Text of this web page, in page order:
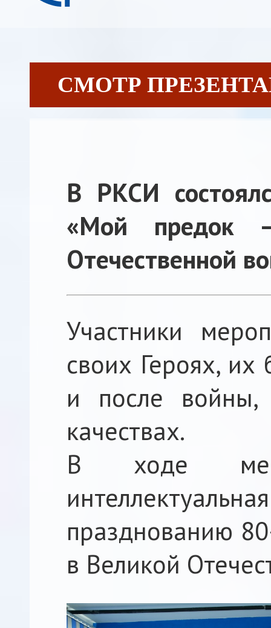
СМОТР
В РКСИ
«Мой предок
Отечественной
Участники
своих Героях,
и после войны,
качествах.
В ходе
празднованию
в Великой